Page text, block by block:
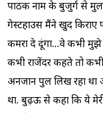
पाठक नाम के बुजुर्ग से
गेस्टहाउस मैंने खुद
कमरा दे दूंगा...वे कभी
कभी राजेंदर कहते तो
अनजान पुल लिख रहा था
था. बुढ़ऊ से कहा कि ये